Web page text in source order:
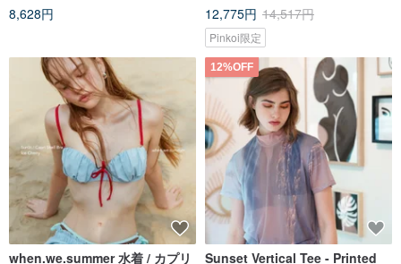
8,628円
12,775円 14,517円
Pinkoi限定
when.we.summer 水着 / カプリ
12%OFF
Sunset Vertical Tee - Printed